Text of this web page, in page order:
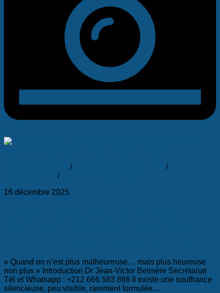
/
/
/
16 décembre 2025
« Quand on n’est plus malheureuse… mais plus heureuse
non plus » Introduction Dr Jean-Victor Belmère Secrétariat
Tél et Whatsapp : +212 666 583 866 Il existe une souffrance
silencieuse, peu visible, rarement formulée....